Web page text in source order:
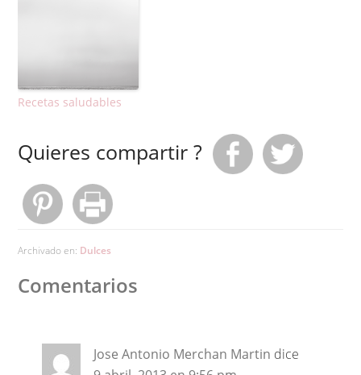
Recetas saludables
Quieres compartir ?
Archivado en: Dulces
Comentarios
Jose Antonio Merchan Martin dice